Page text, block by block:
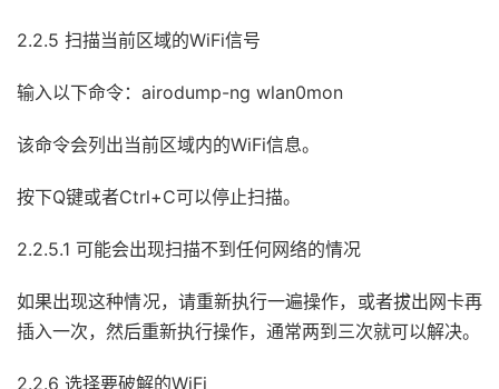
2.2.5 扫描当前区域的WiFi信号
输入以下命令：airodump-ng wlan0mon
该命令会列出当前区域内的WiFi信息。
按下Q键或者Ctrl+C可以停止扫描。
2.2.5.1 可能会出现扫描不到任何网络的情况
如果出现这种情况，请重新执行一遍操作，或者拔出网卡再
插入一次，然后重新执行操作，通常两到三次就可以解决。
2.2.6 选择要破解的WiFi